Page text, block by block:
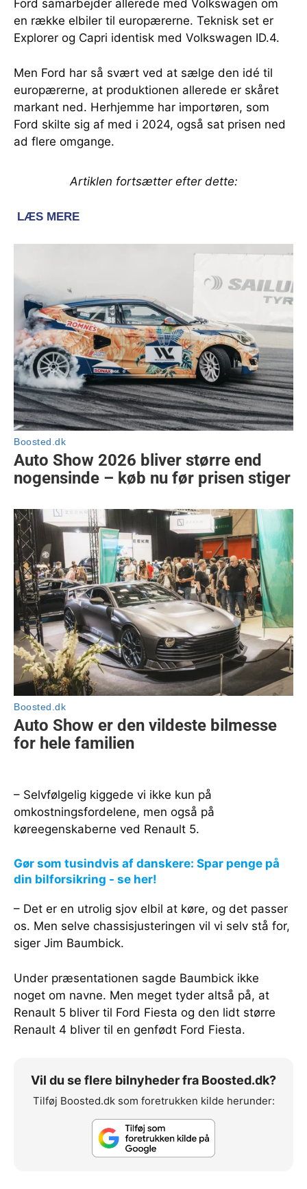
Ford samarbejder allerede med Volkswagen om
en række elbiler til europærerne. Teknisk set er
Explorer og Capri identisk med Volkswagen ID.4.
Men Ford har så svært ved at sælge den idé til
europærerne, at produktionen allerede er skåret
markant ned. Herhjemme har importøren, som
Ford skilte sig af med i 2024, også sat prisen ned
ad flere omgange.
Artiklen fortsætter efter dette:
– Selvfølgelig kiggede vi ikke kun på
omkostningsfordelene, men også på
køreegenskaberne ved Renault 5.
Gør som tusindvis af danskere: Spar penge på
din bilforsikring - se her!
– Det er en utrolig sjov elbil at køre, og det passer
os. Men selve chassisjusteringen vil vi selv stå for,
siger Jim Baumbick.
Under præsentationen sagde Baumbick ikke
noget om navne. Men meget tyder altså på, at
Renault 5 bliver til Ford Fiesta og den lidt større
Renault 4 bliver til en genfødt Ford Fiesta.
Vil du se flere bilnyheder fra Boosted.dk?
Tilføj Boosted.dk som foretrukken kilde herunder: